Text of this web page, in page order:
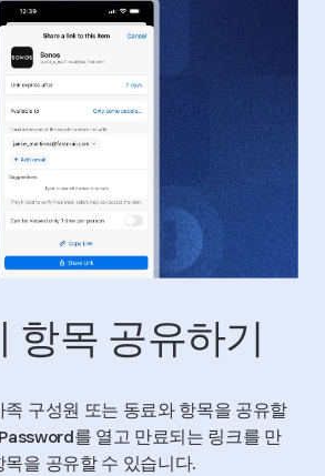
항목 공유하기
구성원 또는 동료와 항목을 공유할
를 열고 만료되는 링크를 만
을 공유할 수 있습니다.